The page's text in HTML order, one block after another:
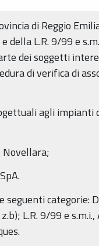
di Reggio
della L.R. 9/99 e
dei soggetti
di verifica di
agli
Novellara;
categorie:
L.R. 9/99 e